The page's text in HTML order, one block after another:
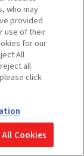
クロミ
円(税込)
玩具
Up Palette
玩具
who may
provided
use of their
for our
All
all
click
Cookies